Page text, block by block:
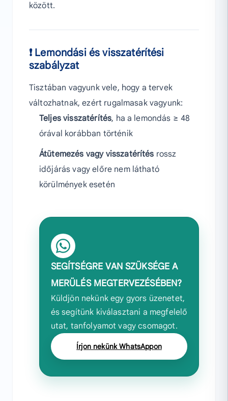
között.
❗ Lemondási és visszatérítési
szabályzat
Tisztában vagyunk vele, hogy a tervek
változhatnak, ezért rugalmasak vagyunk:
Teljes visszatérítés, ha a lemondás ≥ 48
órával korábban történik
Átütemezés vagy visszatérítés rossz
időjárás vagy előre nem látható
körülmények esetén
SEGÍTSÉGRE VAN SZÜKSÉGE A
MERÜLÉS MEGTERVEZÉSÉBEN?
Küldjön nekünk egy gyors üzenetet,
és segítünk kiválasztani a megfelelő
utat, tanfolyamot vagy csomagot.
Írjon nekünk WhatsAppon